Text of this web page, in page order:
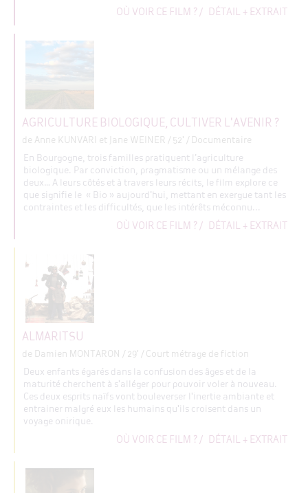
OÙ VOIR CE FILM ? / DÉTAIL + EXTRAIT
AGRICULTURE BIOLOGIQUE, CULTIVER L'AVENIR ?
de Anne KUNVARI et Jane WEINER / 52' / Documentaire
En Bourgogne, trois familles pratiquent l’agriculture
biologique. Par conviction, pragmatisme ou un mélange des
deux… A leurs côtés et à travers leurs récits, le film explore ce
que signifie le « Bio » aujourd’hui, mettant en exergue tant les
contraintes et les difficultés, que les intérêts méconnu...
OÙ VOIR CE FILM ? / DÉTAIL + EXTRAIT
ALMARITSU
de Damien MONTARON / 29' / Court métrage de fiction
Deux enfants égarés dans la confusion des âges et de la
maturité cherchent à s'alléger pour pouvoir voler à nouveau.
Ces deux esprits naïfs vont bouleverser l'inertie ambiante et
entrainer malgré eux les humains qu'ils croisent dans un
voyage onirique.
OÙ VOIR CE FILM ? / DÉTAIL + EXTRAIT